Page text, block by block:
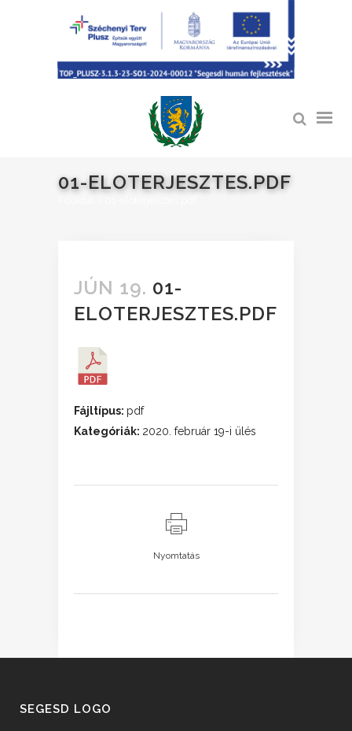
01-ELOTERJESZTES.PDF
JÚN 19. 01-
ELOTERJESZTES.PDF
Fájltípus: pdf
Kategóriák: 2020. február 19-i ülés
Nyomtatás
SEGESD LOGO